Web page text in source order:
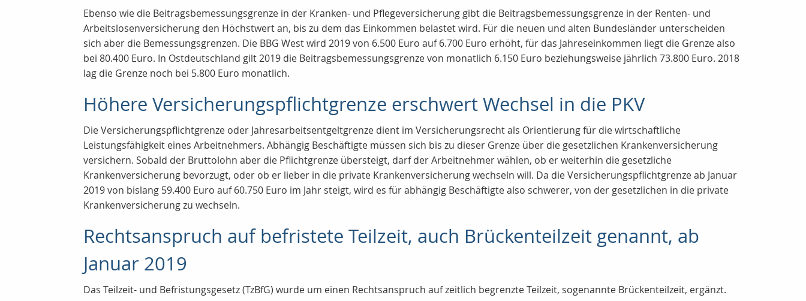
Ebenso wie die Beitragsbemessungsgrenze in der Kranken- und Pflegeversicherung gibt die Beitragsbemessungsgrenze in der Renten- und
Arbeitslosenversicherung den Höchstwert an, bis zu dem das Einkommen belastet wird. Für die neuen und alten Bundesländer unterscheiden
sich aber die Bemessungsgrenzen. Die BBG West wird 2019 von 6.500 Euro auf 6.700 Euro erhöht, für das Jahreseinkommen liegt die Grenze also
bei 80.400 Euro. In Ostdeutschland gilt 2019 die Beitragsbemessungsgrenze von monatlich 6.150 Euro beziehungsweise jährlich 73.800 Euro. 2018
lag die Grenze noch bei 5.800 Euro monatlich.
Höhere Versicherungspflichtgrenze erschwert Wechsel in die PKV
Die Versicherungspflichtgrenze oder Jahresarbeitsentgeltgrenze dient im Versicherungsrecht als Orientierung für die wirtschaftliche
Leistungsfähigkeit eines Arbeitnehmers. Abhängig Beschäftigte müssen sich bis zu dieser Grenze über die gesetzlichen Krankenversicherung
versichern. Sobald der Bruttolohn aber die Pflichtgrenze übersteigt, darf der Arbeitnehmer wählen, ob er weiterhin die gesetzliche
Krankenversicherung bevorzugt, oder ob er lieber in die private Krankenversicherung wechseln will. Da die Versicherungspflichtgrenze ab Januar
2019 von bislang 59.400 Euro auf 60.750 Euro im Jahr steigt, wird es für abhängig Beschäftigte also schwerer, von der gesetzlichen in die private
Krankenversicherung zu wechseln.
Rechtsanspruch auf befristete Teilzeit, auch Brückenteilzeit genannt, ab
Januar 2019
Das Teilzeit- und Befristungsgesetz (TzBfG) wurde um einen Rechtsanspruch auf zeitlich begrenzte Teilzeit, sogenannte Brückenteilzeit, ergänzt.